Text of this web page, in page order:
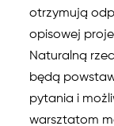
otrzymują
opisowej
Naturalną
będą
pytania i
warsztatom